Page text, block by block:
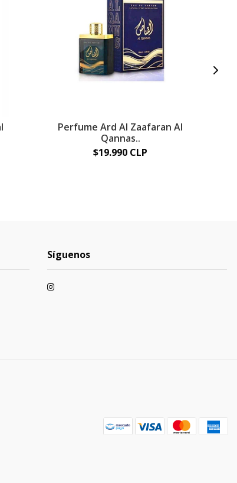
Perfume Ard Al Zaafaran Al
Qannas..
$19.990 CLP
Síguenos